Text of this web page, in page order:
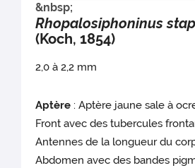
&nbsp;
Rhopalosiphoninus
(Koch, 1854)
2,0 à 2,2 mm
Aptère : Aptère jaune sale à
Front avec des tubercules
Antennes de la longueur du
Abdomen avec des bandes